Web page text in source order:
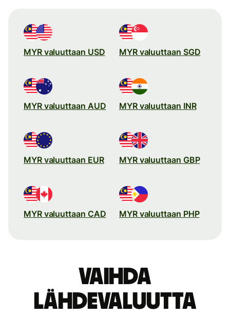
MYR valuuttaan USD MYR valuuttaan SGD
MYR valuuttaan AUD MYR valuuttaan INR
MYR valuuttaan EUR MYR valuuttaan GBP
MYR valuuttaan CAD MYR valuuttaan PHP
Vaihda
lähdevaluutta